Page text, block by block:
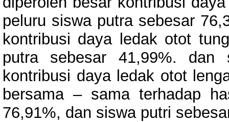
peluru siswa putra sebesar
kontribusi daya ledak otot
putra sebesar 41,99%. dan
kontribusi daya ledak otot
bersama – sama terhadap
76,91%, dan siswa putri